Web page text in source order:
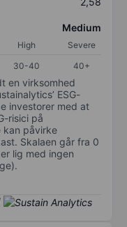
Medium
High
Severe
30-40 40+
en virksomhed
ESG-
investorer med at
risici på
kan påvirke
Skalaen går fra 0
lig med ingen